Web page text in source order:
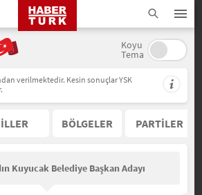
Koyu
Tema
verilmektedir. Kesin sonuçlar YSK
İLLER BÖLGELER PARTİLER
Kuyucak Belediye Başkan Adayı